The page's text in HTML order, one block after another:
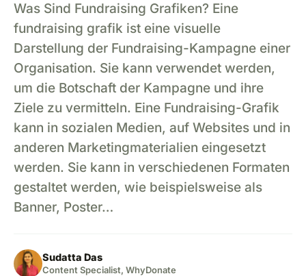
Was Sind Fundraising Grafiken? Eine
fundraising grafik ist eine visuelle
Darstellung der Fundraising-Kampagne einer
Organisation. Sie kann verwendet werden,
um die Botschaft der Kampagne und ihre
Ziele zu vermitteln. Eine Fundraising-Grafik
kann in sozialen Medien, auf Websites und in
anderen Marketingmaterialien eingesetzt
werden. Sie kann in verschiedenen Formaten
gestaltet werden, wie beispielsweise als
Banner, Poster…
Sudatta Das
Content Specialist, WhyDonate